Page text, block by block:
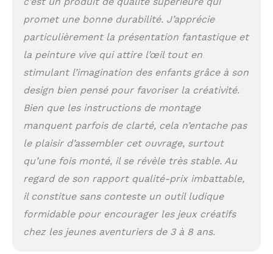
gamme honeybake de
chez le toy van. jouet en
bois: le bois est un
materiau vivant, tactile
et renouvelable. nous
avons 25 ans
design et la fabrication
de jouets et jeux en
bois issus de forêts
decouvrez la collection
complete: la collection
au grand complet est
disponible! ajoutez les
petites et grandes
pièces d’accessoires
à faire déborder
promet une bonne durabilité. J’apprécie
particulièrement la présentation fantastique et
la peinture vive qui attire l’œil tout en
stimulant l’imagination des enfants grâce à son
design bien pensé pour favoriser la créativité.
Bien que les instructions de montage
manquent parfois de clarté, cela n’entache pas
le plaisir d’assembler cet ouvrage, surtout
qu’une fois monté, il se révèle très stable. Au
regard de son rapport qualité-prix imbattable,
il constitue sans conteste un outil ludique
formidable pour encourager les jeux créatifs
chez les jeunes aventuriers de 3 à 8 ans.